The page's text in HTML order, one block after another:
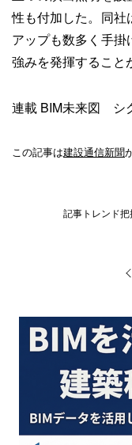
性も付加した。同社
アップも数多く手
強みを発揮すること
連載 BIM未来図 シ
この記事は建設通信新聞
記事トレンド